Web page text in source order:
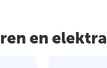
en elektra